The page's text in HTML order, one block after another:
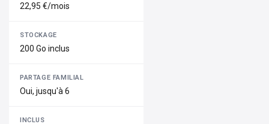
22,95 €/mois
200 Go inclus
Oui, jusqu'à 6